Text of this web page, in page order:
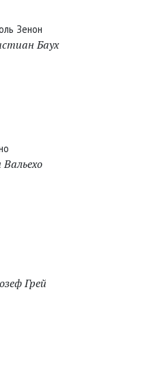
Зенон
Баух
Грей